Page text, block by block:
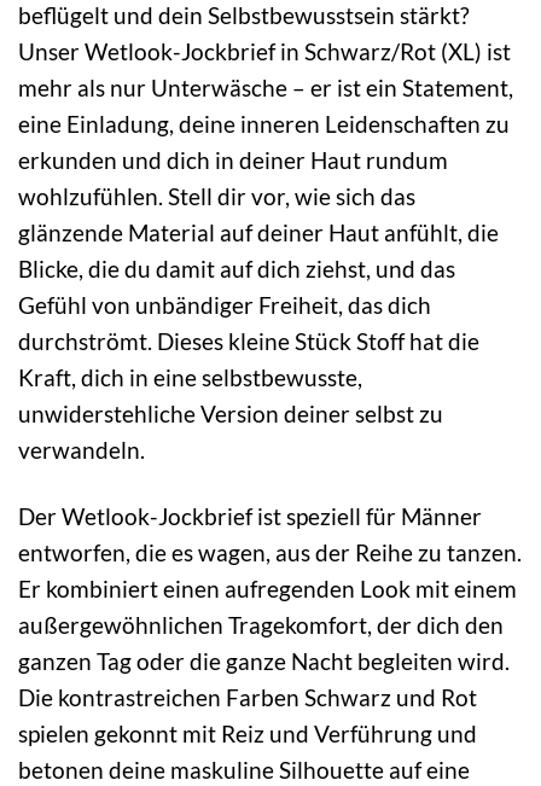
beflügelt und dein Selbstbewusstsein stärkt?
Unser Wetlook-Jockbrief in Schwarz/Rot (XL) ist
mehr als nur Unterwäsche – er ist ein Statement,
eine Einladung, deine inneren Leidenschaften zu
erkunden und dich in deiner Haut rundum
wohlzufühlen. Stell dir vor, wie sich das
glänzende Material auf deiner Haut anfühlt, die
Blicke, die du damit auf dich ziehst, und das
Gefühl von unbändiger Freiheit, das dich
durchströmt. Dieses kleine Stück Stoff hat die
Kraft, dich in eine selbstbewusste,
unwiderstehliche Version deiner selbst zu
verwandeln.
Der Wetlook-Jockbrief ist speziell für Männer
entworfen, die es wagen, aus der Reihe zu tanzen.
Er kombiniert einen aufregenden Look mit einem
außergewöhnlichen Tragekomfort, der dich den
ganzen Tag oder die ganze Nacht begleiten wird.
Die kontrastreichen Farben Schwarz und Rot
spielen gekonnt mit Reiz und Verführung und
betonen deine maskuline Silhouette auf eine